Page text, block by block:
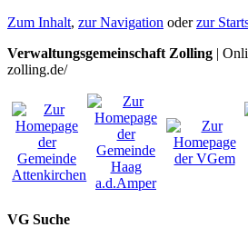
Zum Inhalt, zur Navigation oderzur
Verwaltungsgemeinschaft Zolling |
zolling.de/
VG Suche